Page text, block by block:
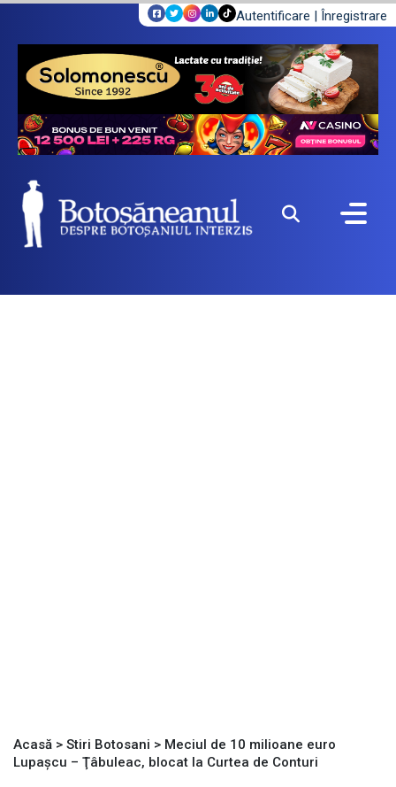
Autentificare | Înregistrare
Acasă > Stiri Botosani > Meciul de 10 milioane euro
Lupaşcu – Ţâbuleac, blocat la Curtea de Conturi